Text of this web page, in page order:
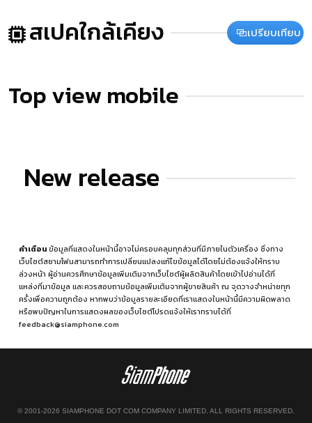
สเปคใกล้เคียง เปรียบเทียบ
Top view mobile
New release
คำเตือนข้อมูลที่แสดงในหน้านี้อาจไม่ครอบคลุมทุกส่วนที่มีภายในตัวเครื่อง ซึ่งทาง
เว็บไซต์สยามโฟนสามารถทำการเปลี่ยนแปลงแก้ไขข้อมูลได้โดยไม่ต้องแจ้งให้ทราบ
ล่วงหน้า ผู้อ่านควรศึกษาข้อมูลเพิ่มเติมจากเว็บไซต์ผู้ผลิตสินค้าโดยเข้าไปอ่านได้ที่
แหล่งที่มาข้อมูล และควรสอบถามข้อมูลเพิ่มเติมจากผู้ขายสินค้า ณ จุดวางจำหน่ายทุก
ครั้งเพื่อความถูกต้อง หากพบว่าข้อมูลรายละเอียดที่เราแสดงในหน้านี้มีความผิดพลาด
หรือพบปัญหาในการแสดงผลของเว็บไซต์โปรดแจ้งให้เราทราบได้ที่
feedback@siamphone.com
© 2001-2026 SIAMPHONE DOT COM COMPANY LIMITED. ALL RIGHTS RESERVED.